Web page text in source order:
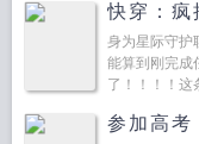
快穿：疯
身为星际守护
能算到刚完成
了！！！！这
我！妖...
参加高考